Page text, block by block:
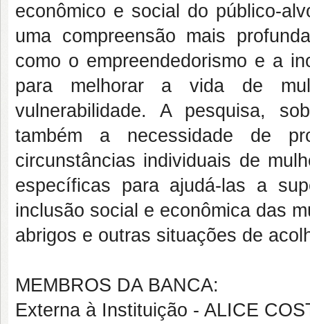
econômico e social do público-
uma compreensão mais
como o empreendedorismo e a
para melhorar a vida de
vulnerabilidade. A pesquisa,
também a necessidade de
circunstâncias individuais de
específicas para ajudá-las a
inclusão social e econômica das
abrigos e outras situações de
MEMBROS DA BANCA:
Externa à Instituição - ALICE